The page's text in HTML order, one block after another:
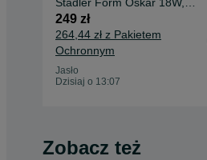
Stadler Form Oskar 18W,
Komis Jasło Czackiego
249 zł
264,44 zł z Pakietem
Ochronnym
Jasło
Dzisiaj o 13:07
Zobacz też